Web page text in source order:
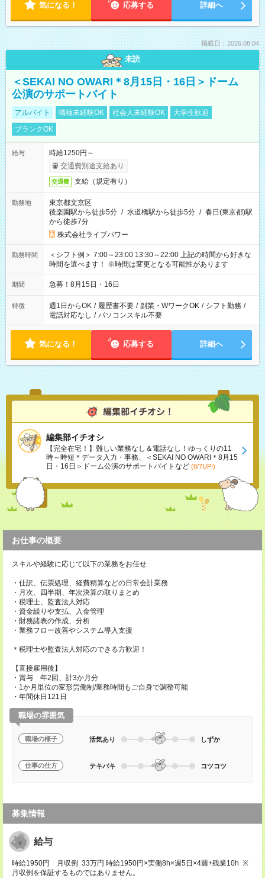
気になる！ 応募する 詳細へ
掲載日：2026.08.04
未読
＜SEKAI NO OWARI＊8月15日・16日＞ドーム
公演のサポートバイト
アルバイト 職種未経験OK 社会人未経験OK
大学生歓迎
ブランクOK
給与
時給1250円～
交通費別途支給あり
交通費 支給（規定有り）
勤務地
東京都文京区
後楽園駅から徒歩5分 / 水道橋駅から徒歩5分 / 春日(東京都)駅
から徒歩7分
株式会社ライブパワー
勤務時間
＜シフト例＞ 7:00～23:00 13:30～22:00 上記の時間から好きな
時間を選べます！ ※時間は変更となる可能性があります
期間 急募！8月15日・16日
特徴 週1日からOK / 履歴書不要 / 副業・WワークOK / シフト勤務 /
電話対応なし / パソコンスキル不要
気になる！ 応募する 詳細へ
編集部イチオシ
【完全在宅！】難しい業務なし＆電話なし！ゆっくりの11
時～時短＊データ入力・事務、＜SEKAI NO OWARI＊8月15
日・16日＞ドーム公演のサポートバイトなど (8/7UP!)
お仕事の概要
スキルや経験に応じて以下の業務をお任せ
・仕訳、伝票処理、経費精算などの日常会計業務
・月次、四半期、年次決算の取りまとめ
・税理士、監査法人対応
・資金繰りや支払、入金管理
・財務諸表の作成、分析
・業務フロー改善やシステム導入支援
＊税理士や監査法人対応のできる方歓迎！
【直接雇用後】
・賞与 年2回、計3か月分
・1か月単位の変形労働制/業務時間もご自身で調整可能
・年間休日121日
職場の雰囲気
職場の様子 活気あり しずか
仕事の仕方 テキパキ コツコツ
募集情報
給与
時給1950円 月収例 33万円 時給1950円×実働8h×週5日×4週+残業10h ※
月収例を保証するものではありません。